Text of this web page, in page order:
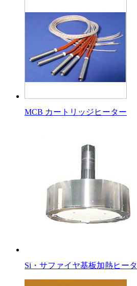
MCB カートリッジヒーター
Si・サファイヤ基板加熱ヒータ